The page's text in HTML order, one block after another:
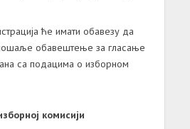
ће имати обавезу да
обавештење за гласање
са подацима о изборном
комисији